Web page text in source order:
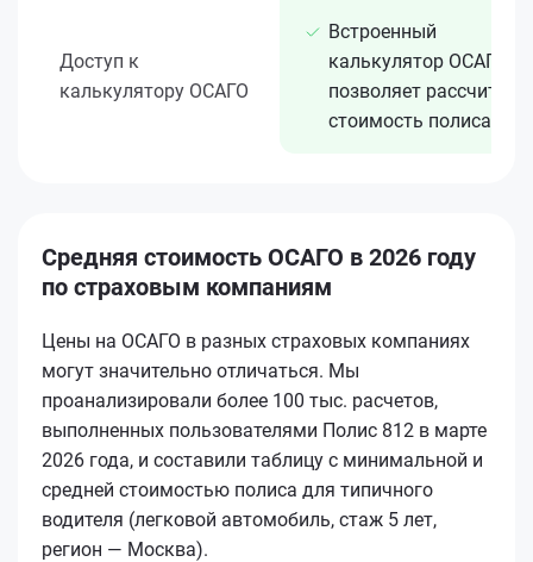
Доступ к
калькулятору ОСАГО
Встроенный
калькулятор ОСАГО
позволяет рассчитать
стоимость полиса
Средняя стоимость ОСАГО в 2026 году
по страховым компаниям
Цены на ОСАГО в разных страховых компаниях
могут значительно отличаться. Мы
проанализировали более 100 тыс. расчетов,
выполненных пользователями Полис 812 в марте
2026 года, и составили таблицу с минимальной и
средней стоимостью полиса для типичного
водителя (легковой автомобиль, стаж 5 лет,
регион — Москва).